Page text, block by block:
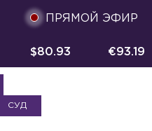
ПРЯМОЙ ЭФИР
$80.93 €93.19
СУД